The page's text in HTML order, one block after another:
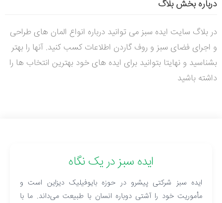
درباره بخش بلاگ
در بلاگ سایت ایده سبز می توانید درباره انواع المان های طراحی
و اجرای فضای سبز و روف گاردن اطلاعات کسب کنید. آنها را بهتر
بشناسید و نهایتا بتوانید برای ایده های خود بهترین انتخاب ها را
داشته باشید
ایده سبز در یک نگاه
ایده سبز شرکتی پیشرو در حوزه بایوفیلیک دیزاین است و
مأموریت خود را آشتی دوباره انسان با طبیعت می‌داند. ما با